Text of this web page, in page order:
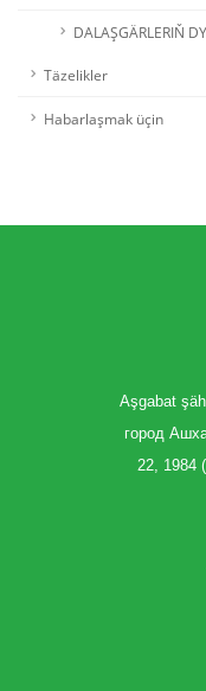
DALAŞGÄRLERIŇ
Täzelikler
Habarlaşmak üçin
Aşgabat
город
22, 1984